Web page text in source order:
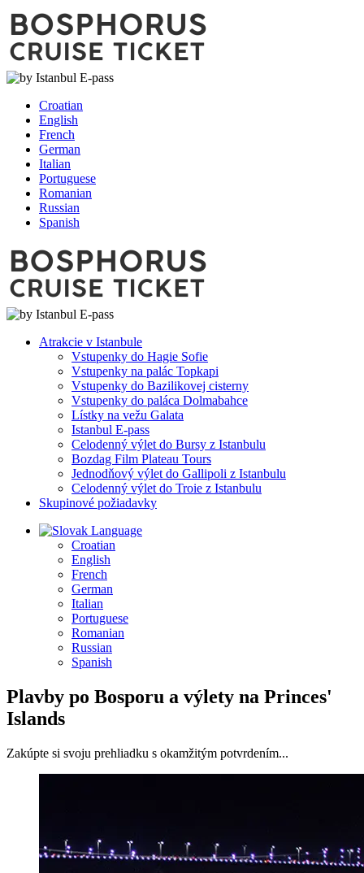
Croatian
English
French
German
Italian
Portuguese
Romanian
Russian
Spanish
Atrakcie v Istanbule
Vstupenky do Hagie Sofie
Vstupenky na palác Topkapi
Vstupenky do Bazilikovej cisterny
Vstupenky do paláca Dolmabahce
Lístky na vežu Galata
Istanbul E-pass
Celodenný výlet do Bursy z Istanbulu
Bozdag Film Plateau Tours
Jednodňový výlet do Gallipoli z Istanbulu
Celodenný výlet do Troie z Istanbulu
Skupinové požiadavky
Language
Croatian
English
French
German
Italian
Portuguese
Romanian
Russian
Spanish
Plavby po Bosporu a výlety na Princes'
Islands
Zakúpte si svoju prehliadku s okamžitým potvrdením...